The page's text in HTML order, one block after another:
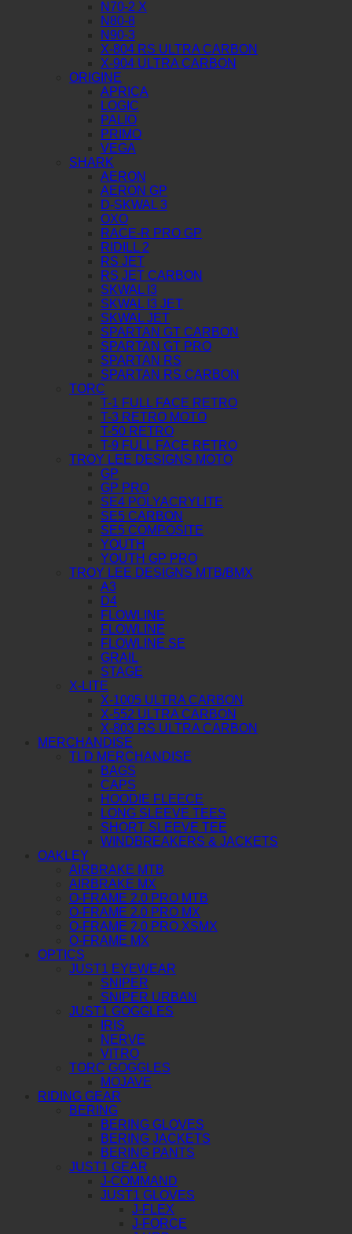
N70-2 X
N80-8
N90-3
X-804 RS ULTRA CARBON
X-904 ULTRA CARBON
ORIGINE
APRICA
LOGIC
PALIO
PRIMO
VEGA
SHARK
AERON
AERON GP
D-SKWAL 3
OXO
RACE-R PRO GP
RIDILL 2
RS JET
RS JET CARBON
SKWAL I3
SKWAL I3 JET
SKWAL JET
SPARTAN GT CARBON
SPARTAN GT PRO
SPARTAN RS
SPARTAN RS CARBON
TORC
T-1 FULL FACE RETRO
T-3 RETRO MOTO
T-50 RETRO
T-9 FULL FACE RETRO
TROY LEE DESIGNS MOTO
GP
GP PRO
SE4 POLYACRYLITE
SE5 CARBON
SE5 COMPOSITE
YOUTH
YOUTH GP PRO
TROY LEE DESIGNS MTB/BMX
A3
D4
FLOWLINE
FLOWLINE
FLOWLINE SE
GRAIL
STAGE
X-LITE
X-1005 ULTRA CARBON
X-552 ULTRA CARBON
X-803 RS ULTRA CARBON
MERCHANDISE
TLD MERCHANDISE
BAGS
CAPS
HOODIE FLEECE
LONG SLEEVE TEES
SHORT SLEEVE TEE
WINDBREAKERS & JACKETS
OAKLEY
AIRBRAKE MTB
AIRBRAKE MX
O-FRAME 2.0 PRO MTB
O-FRAME 2.0 PRO MX
O-FRAME 2.0 PRO XSMX
O-FRAME MX
OPTICS
JUST1 EYEWEAR
SNIPER
SNIPER URBAN
JUST1 GOGGLES
IRIS
NERVE
VITRO
TORC GOGGLES
MOJAVE
RIDING GEAR
BERING
BERING GLOVES
BERING JACKETS
BERING PANTS
JUST1 GEAR
J-COMMAND
JUST1 GLOVES
J-FLEX
J-FORCE